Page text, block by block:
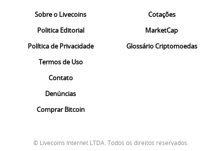
Sobre o Livecoins
Politica Editorial
Política de Privacidade
Termos de Uso
Contato
Denúncias
Comprar Bitcoin
Cotações
MarketCap
Glossário Criptomoedas
© Livecoins Internet LTDA. Todos os direitos reservados.